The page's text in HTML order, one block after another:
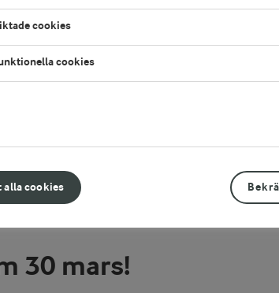
lyfta glassen
finns.
30 mars!
alla cookies
cookies
cookies